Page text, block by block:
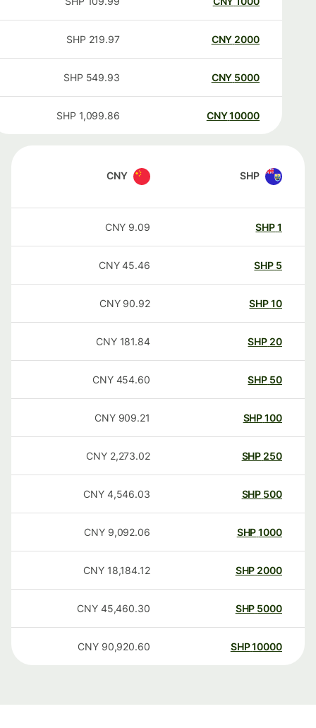
2000
CNY
219.97
SHP
5000
CNY
549.93
SHP
10000
CNY
1,099.86
SHP
SHP
CNY
SHP
9.09
CNY
SHP
45.46
CNY
SHP
90.92
CNY
20
SHP
181.84
CNY
50
SHP
454.60
CNY
100
SHP
909.21
CNY
250
SHP
2,273.02
CNY
500
SHP
4,546.03
CNY
1000
SHP
9,092.06
CNY
2000
SHP
18,184.12
CNY
5000
SHP
45,460.30
CNY
10000
SHP
90,920.60
CNY